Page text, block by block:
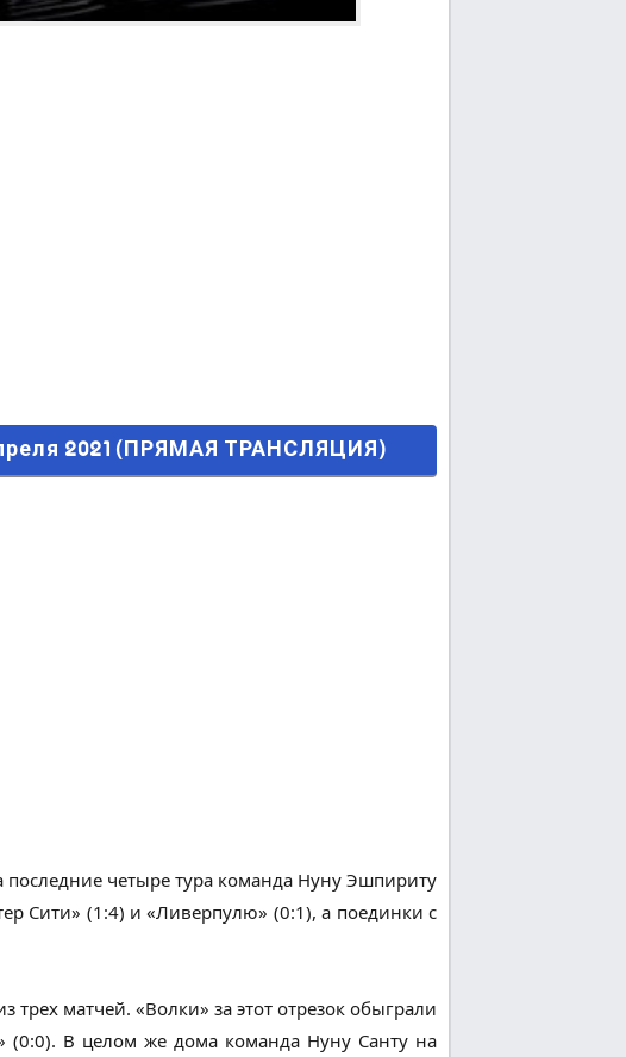
ТРАНСЛЯЦИЯ)
2021 (ПРЯМАЯ ТРАНСЛЯЦИЯ)
четыре тура команда Нуну Эшпириту
Сити» (1:4) и «Ливерпулю» (0:1), а поединки с
матчей. «Волки» за этот отрезок обыграли
(0:0). В целом же дома команда Нуну Санту на